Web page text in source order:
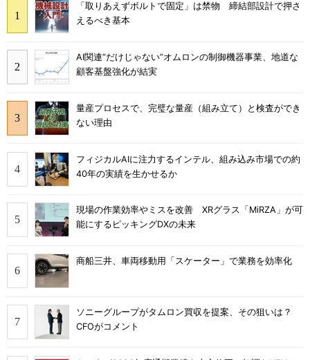
「取りあえずボルトで固定」は禁物 締結部設計で押さ
えるべき基本
AI関連“だけじゃない”オムロンの制御機器事業、地道な
顧客基盤強化が結実
量産プロセスで、完璧な量産（組み立て）と検査ができ
ない理由
フィジカルAIに注力するインテル、組み込み市場での約
40年の実績を生かせるか
現場の作業効率やミスを改善 XRグラス「MiRZA」が可
能にするピッキングDXの未来
商船三井、車両移動用「スケーター」で業務を効率化
ソニーグループがタムロン買収を提案、その狙いは？
CFOがコメント